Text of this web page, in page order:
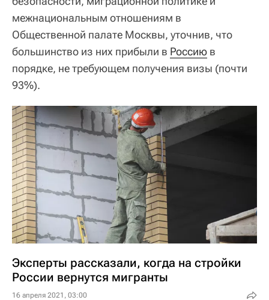
межнациональным отношениям в
Общественной палате Москвы, уточнив, что
большинство из них прибыли в Россию в
порядке, не требующем получения визы (почти
93%).
Эксперты рассказали, когда на стройки
России вернутся мигранты
16 апреля 2021, 03:00